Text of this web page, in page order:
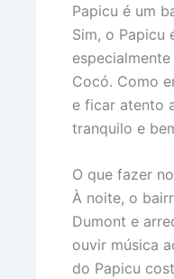
Papicu é um
Sim, o Papicu
Cocó. Como
e ficar atento
tranquilo e
O que fazer
À noite, o
Dumont e
ouvir música
do Papicu